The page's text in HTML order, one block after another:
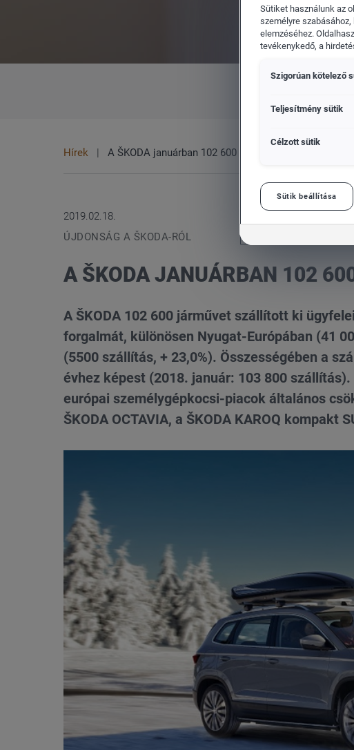
Volkswagen
MINDEN
Hírek A ŠKODA januárban 102 600 autót értékesített
2019.02.18.
ÚJDONSÁG A ŠKODA-RÓL
A ŠKODA JANUÁRBAN 102
A ŠKODA 102 600 járművet szállított ki
forgalmát, különösen Nyugat-Európában (41
(5500 szállítás, + 23,0%). Összességében a
évhez képest (2018. január: 103 800
európai személygépkocsi-piacok általános
ŠKODA OCTAVIA, a ŠKODA KAROQ
Sütiket használunk az
személyre
elemzéséhez.
tevékenykedő, a
Szigorúan kötelező
Teljesítmény sütik
Célzott sütik
Sütik beállítása